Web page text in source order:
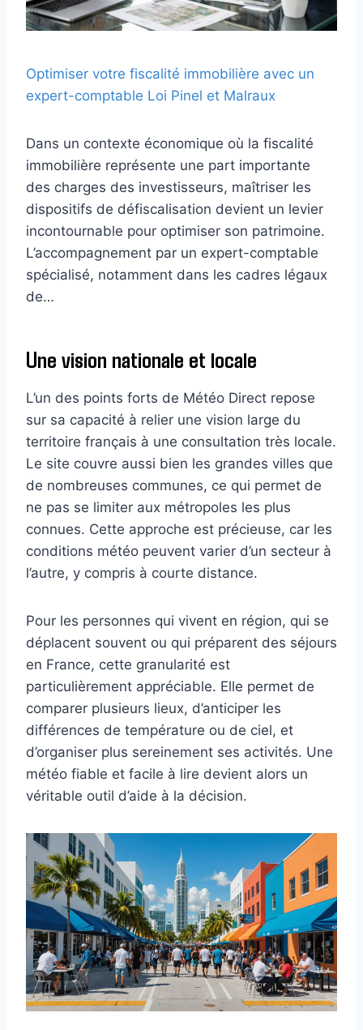
Optimiser votre fiscalité immobilière avec un
expert-comptable Loi Pinel et Malraux
Dans un contexte économique où la fiscalité
immobilière représente une part importante
des charges des investisseurs, maîtriser les
dispositifs de défiscalisation devient un levier
incontournable pour optimiser son patrimoine.
L’accompagnement par un expert-comptable
spécialisé, notamment dans les cadres légaux
de…
Une vision nationale et locale
L’un des points forts de Météo Direct repose
sur sa capacité à relier une vision large du
territoire français à une consultation très locale.
Le site couvre aussi bien les grandes villes que
de nombreuses communes, ce qui permet de
ne pas se limiter aux métropoles les plus
connues. Cette approche est précieuse, car les
conditions météo peuvent varier d’un secteur à
l’autre, y compris à courte distance.
Pour les personnes qui vivent en région, qui se
déplacent souvent ou qui préparent des séjours
en France, cette granularité est
particulièrement appréciable. Elle permet de
comparer plusieurs lieux, d’anticiper les
différences de température ou de ciel, et
d’organiser plus sereinement ses activités. Une
météo fiable et facile à lire devient alors un
véritable outil d’aide à la décision.